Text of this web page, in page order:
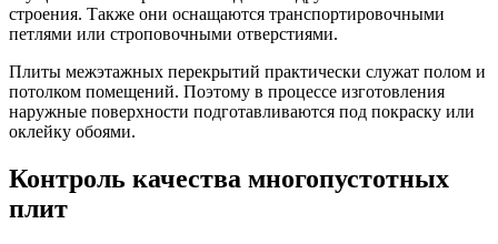
строения. Также они оснащаются транспортировочными
петлями или строповочными отверстиями.
Плиты межэтажных перекрытий практически служат полом и
потолком помещений. Поэтому в процессе изготовления
наружные поверхности подготавливаются под покраску или
оклейку обоями.
Контроль качества многопустотных
плит